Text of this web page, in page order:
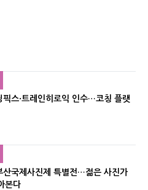
픽스·트레인히로익 인수…코칭 플랫
산국제사진제 특별전…젊은 사진가
본다